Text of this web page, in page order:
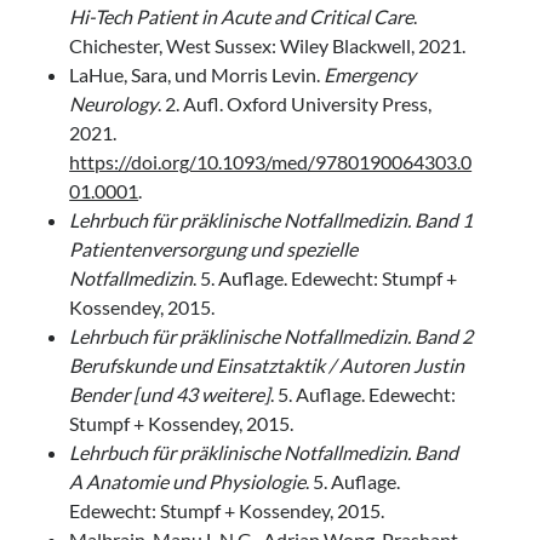
Hi-Tech Patient in Acute and Critical Care.
Chichester, West Sussex: Wiley Blackwell, 2021.
LaHue, Sara, und Morris Levin. Emergency
Neurology. 2. Aufl. Oxford University Press,
2021.
https://doi.org/10.1093/med/9780190064303.0
01.0001.
Lehrbuch für präklinische Notfallmedizin. Band 1
Patientenversorgung und spezielle
Notfallmedizin. 5. Auflage. Edewecht: Stumpf +
Kossendey, 2015.
Lehrbuch für präklinische Notfallmedizin. Band 2
Berufskunde und Einsatztaktik / Autoren Justin
Bender [und 43 weitere]. 5. Auflage. Edewecht:
Stumpf + Kossendey, 2015.
Lehrbuch für präklinische Notfallmedizin. Band
A Anatomie und Physiologie. 5. Auflage.
Edewecht: Stumpf + Kossendey, 2015.